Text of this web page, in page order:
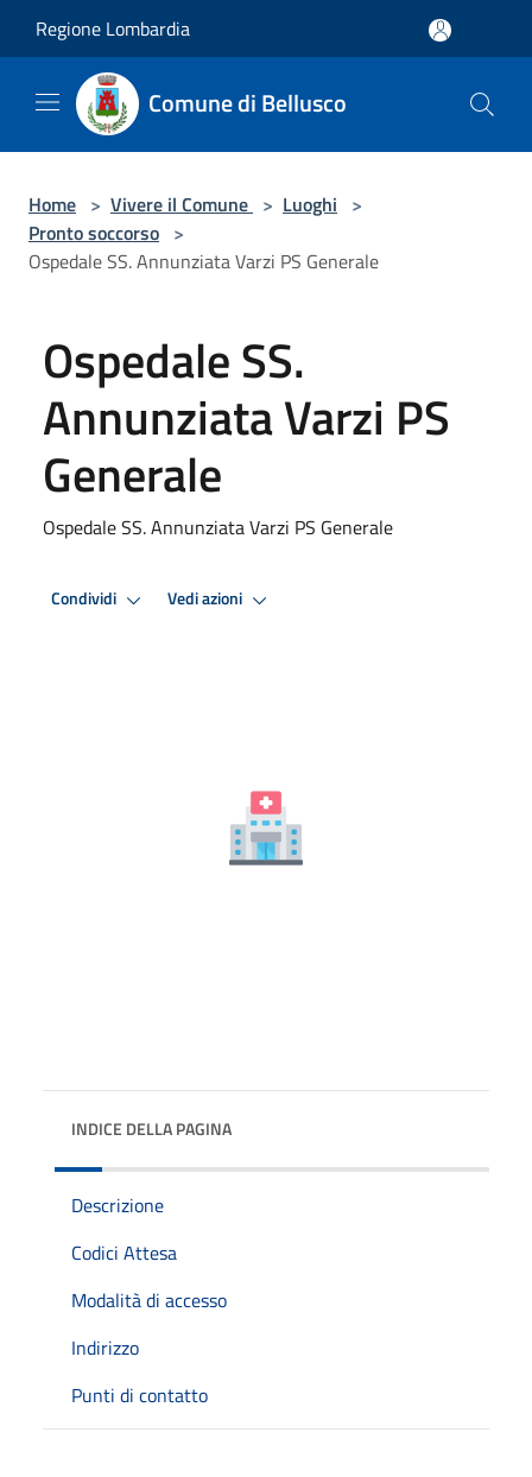
Regione Lombardia
Comune di Bellusco
Home > Vivere il Comune > Luoghi >
Pronto soccorso >
Ospedale SS. Annunziata Varzi PS Generale
Ospedale SS.
Annunziata Varzi PS
Generale
Ospedale SS. Annunziata Varzi PS Generale
Condividi Vedi azioni
INDICE DELLA PAGINA
Descrizione
Codici Attesa
Modalità di accesso
Indirizzo
Punti di contatto